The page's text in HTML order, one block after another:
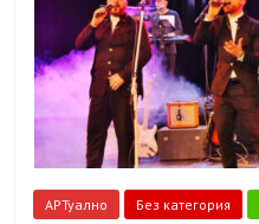
АРТуално Без категория